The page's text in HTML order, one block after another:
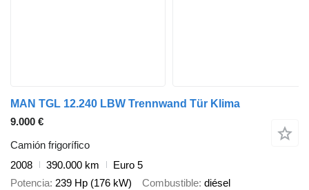
MAN TGL 12.240 LBW Trennwand Tür Klima
9.000 €
Camión frigorífico
2008
390.000 km
Euro 5
Potencia 239 Hp (176 kW) Combustible diésel